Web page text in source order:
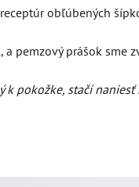
obľúbených
pemzový prášok
pokožke, stačí